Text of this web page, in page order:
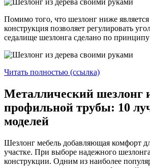
Помимо того, что шезлонг ниже
конструкция позволяет регулировать
седалище шезлонга сделано по принципу
Читать полностью (ссылка)
Металлический шезлонг
профильной трубы: 10
моделей
Шезлонг мебель добавляющая комфорт
участке. При выборе надежного
конструкции. Одним из наиболее